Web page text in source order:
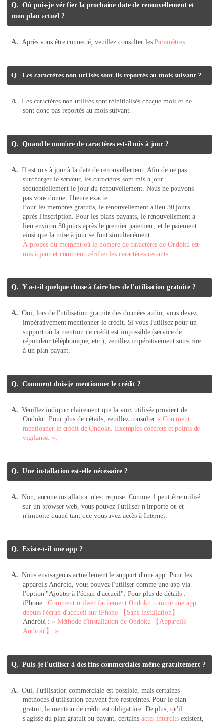
Où puis-je vérifier la prochaine date de renouvellement et
mon plan actuel ?
Après vous être connecté, veuillez consulter les Paramètres.
Les caractères non utilisés sont-ils reportés au mois suivant ?
Les caractères non utilisés sont réinitialisés chaque mois et ne
sont donc pas reportés au mois suivant.
Quand le nombre de caractères est-il mis à jour ?
Il est mis à jour à la date de renouvellement. Afin de ne pas
surcharger le serveur, les caractères sont mis à jour
séquentiellement le jour du renouvellement. Nous ne pouvons
pas vous donner l'heure exacte.
Pour les membres gratuits, le renouvellement a lieu 30 jours
après l'inscription. Pour les plans payants, le renouvellement a
lieu environ 30 jours après le premier paiement, et le paiement
ainsi que la mise à jour se font simultanément.
À propos du moment où le nombre de caractères de Ondoku est
mis à jour et comment vérifier les caractères restants
Y a-t-il quelque chose à faire lors de l'utilisation gratuite ?
Oui, lors de l'utilisation gratuite des données audio, vous devez
impérativement mentionner le crédit. Si vous l'utilisez pour un
support où la mention de crédit est impossible (service de
répondeur téléphonique, etc.), veuillez impérativement souscrire
à un plan payant.
Comment dois-je mentionner le crédit ?
Veuillez indiquer clairement que la voix utilisée provient de
Ondoku. Pour plus de détails, veuillez consulter « Comment
mentionner le crédit de Ondoku. Exemples concrets et points de
vigilance. ».
Une installation est-elle nécessaire ?
Non, aucune installation n'est requise. Comme il peut être utilisé
sur un browser web, vous pouvez l'utiliser n'importe où et
n'importe quand tant que vous avez accès à Internet.
Existe-t-il une app ?
Nous envisageons actuellement le support d'une app. Pour les
appareils Android, vous pouvez l'utiliser comme une app via
l'option "Ajouter à l'écran d'accueil". Pour plus de détails :
iPhone : Comment utiliser facilement Ondoku comme une app
depuis l'écran d'accueil sur iPhone 【Sans installation】
Android : « Méthode d'installation de Ondoku 【Appareils
Android】 ».
Puis-je l'utiliser à des fins commerciales même gratuitement ?
Oui, l'utilisation commerciale est possible, mais certaines
méthodes d'utilisation peuvent être restreintes. Pour le plan
gratuit, la mention de crédit est obligatoire. De plus, qu'il
s'agisse du plan gratuit ou payant, certains actes interdits existent,